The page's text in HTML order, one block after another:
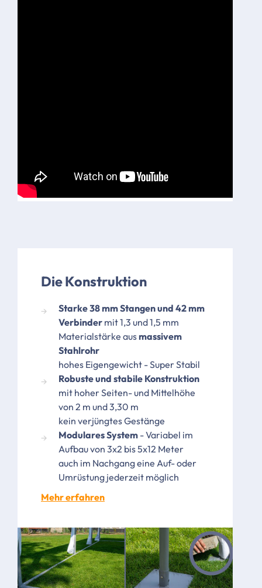
Die Konstruktion
Starke 38 mm Stangen und 42 mm
Verbinder mit 1,3 und 1,5 mm
Materialstärke ausmassivem
Stahlrohr
hohes Eigengewicht - Super Stabil
Robuste und stabile Konstruktion
mit hoher Seiten- und Mittelhöhe
von 2 m und 3,30 m
kein verjüngtes Gestänge
Modulares System - Variabel im
Aufbau von 3x2 bis 5x12 Meter
auch im Nachgang eine Auf- oder
Umrüstung jederzeit möglich
Mehr erfahren